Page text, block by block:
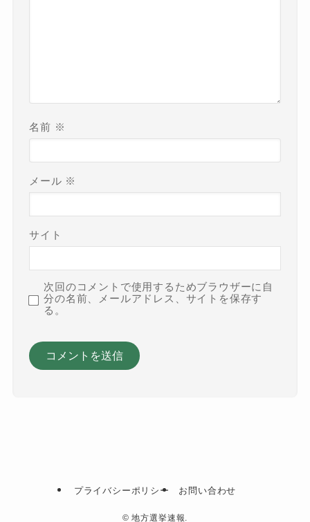
名前 ※
メール ※
サイト
次回のコメントで使用するためブラウザーに自
分の名前、メールアドレス、サイトを保存す
る。
プライバシーポリシー お問い合わせ
© 地方選挙速報.